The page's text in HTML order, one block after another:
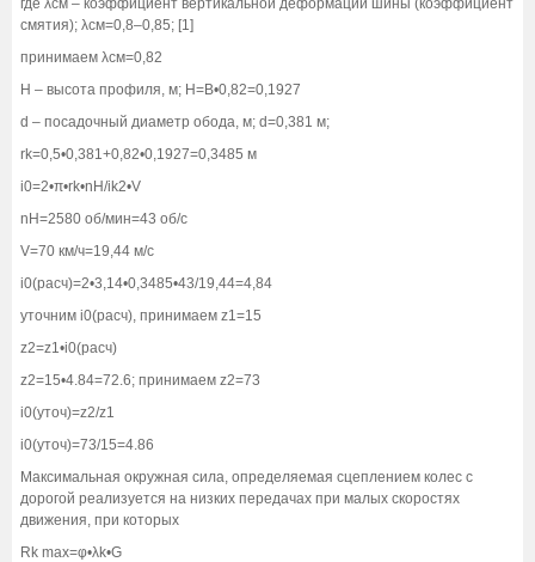
где λсм – коэффициент вертикальной деформации шины (коэффициент
смятия); λсм=0,8–0,85; [1]
принимаем λсм=0,82
Н – высота профиля, м; Н=В•0,82=0,1927
d – посадочный диаметр обода, м; d=0,381 м;
rk=0,5•0,381+0,82•0,1927=0,3485 м
i0=2•π•rk•nН/ik2•V
nH=2580 об/мин=43 об/с
V=70 км/ч=19,44 м/с
i0(расч)=2•3,14•0,3485•43/19,44=4,84
уточним i0(расч), принимаем z1=15
z2=z1•i0(расч)
z2=15•4.84=72.6; принимаем z2=73
i0(уточ)=z2/z1
i0(уточ)=73/15=4.86
Максимальная окружная сила, определяемая сцеплением колес с
дорогой реализуется на низких передачах при малых скоростях
движения, при которых
Rk max=φ•λk•G